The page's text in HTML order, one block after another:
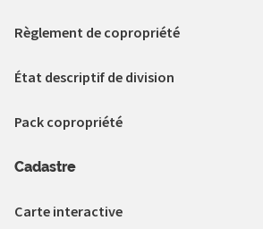
Règlement de copropriété
État descriptif de division
Pack copropriété
Cadastre
Carte interactive